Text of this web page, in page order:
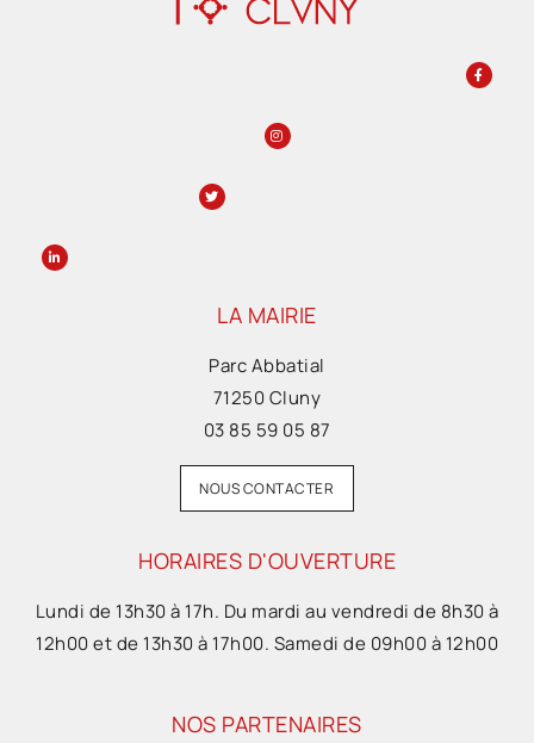
LA MAIRIE
Parc Abbatial
71250 Cluny
03 85 59 05 87
NOUS CONTACTER
HORAIRES D'OUVERTURE
Lundi de 13h30 à 17h. Du mardi au vendredi de 8h30 à
12h00 et de 13h30 à 17h00. Samedi de 09h00 à 12h00
NOS PARTENAIRES